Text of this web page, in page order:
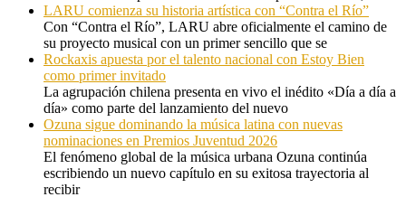
LARU comienza su historia artística con “Contra el Río”
Con “Contra el Río”, LARU abre oficialmente el camino de
su proyecto musical con un primer sencillo que se
Rockaxis apuesta por el talento nacional con Estoy Bien
como primer invitado
La agrupación chilena presenta en vivo el inédito «Día a día a
día» como parte del lanzamiento del nuevo
Ozuna sigue dominando la música latina con nuevas
nominaciones en Premios Juventud 2026
El fenómeno global de la música urbana Ozuna continúa
escribiendo un nuevo capítulo en su exitosa trayectoria al
recibir